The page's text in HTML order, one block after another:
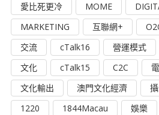
愛比死更冷
MOME
MARKETING
互聯網+
交流
cTalk16 營運模式
文化
cTalk15 C2C
文化輸出
澳門文化經濟
1220
1844Macau 娛樂